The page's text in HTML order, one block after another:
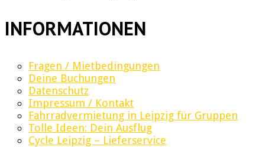
INFORMATIONEN
Fragen / Mietbedingungen
Deine Buchungen
Datenschutz
Impressum / Kontakt
Fahrradvermietung in Leipzig für Gruppen
Tolle Ideen: Dein Ausflug
Cycle Leipzig – Lieferservice